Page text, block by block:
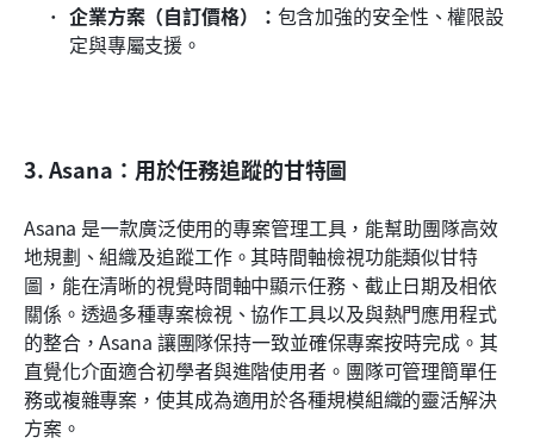
企業方案（自訂價格）： 包含加強的安全性、權限設
定與專屬支援。
3. Asana：用於任務追蹤的甘特圖
Asana 是一款廣泛使用的專案管理工具，能幫助團隊高效
地規劃、組織及追蹤工作。其時間軸檢視功能類似甘特
圖，能在清晰的視覺時間軸中顯示任務、截止日期及相依
關係。透過多種專案檢視、協作工具以及與熱門應用程式
的整合，Asana 讓團隊保持一致並確保專案按時完成。其
直覺化介面適合初學者與進階使用者。團隊可管理簡單任
務或複雜專案，使其成為適用於各種規模組織的靈活解決
方案。